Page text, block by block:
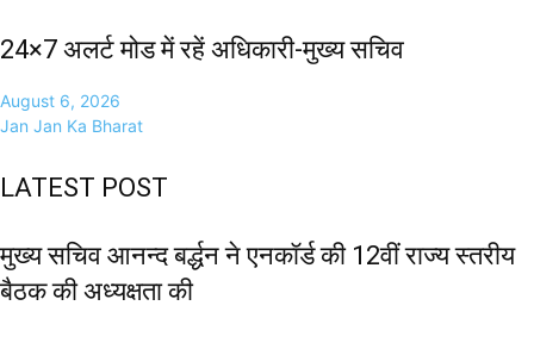
24×7 अलर्ट मोड में रहें अधिकारी-मुख्य सचिव
August 6, 2026
Jan Jan Ka Bharat
LATEST POST
मुख्य सचिव आनन्द बर्द्धन ने एनकॉर्ड की 12वीं राज्य स्तरीय
बैठक की अध्यक्षता की